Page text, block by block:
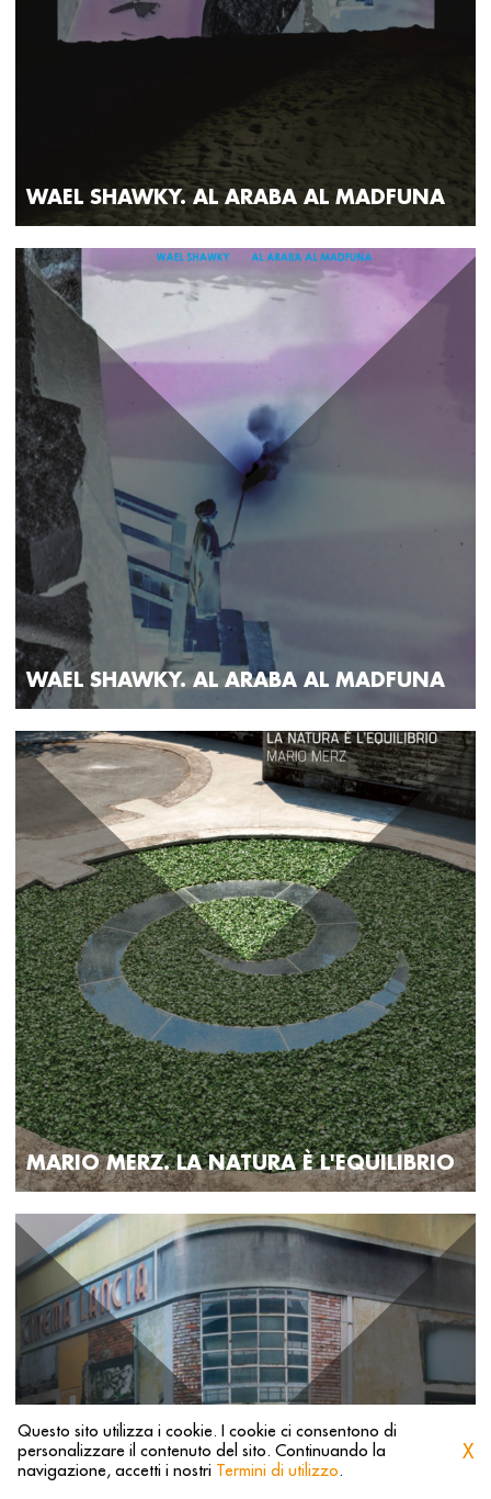
Questo sito utilizza i cookie. I cookie ci consentono di
personalizzare il contenuto del sito. Continuando la
navigazione, accetti i nostri Termini di utilizzo.
X
WAEL SHAWKY. AL ARABA AL MADFUNA
WAEL SHAWKY. AL ARABA AL MADFUNA
MARIO MERZ. LA NATURA È L'EQUILIBRIO
1 2 3 4 5